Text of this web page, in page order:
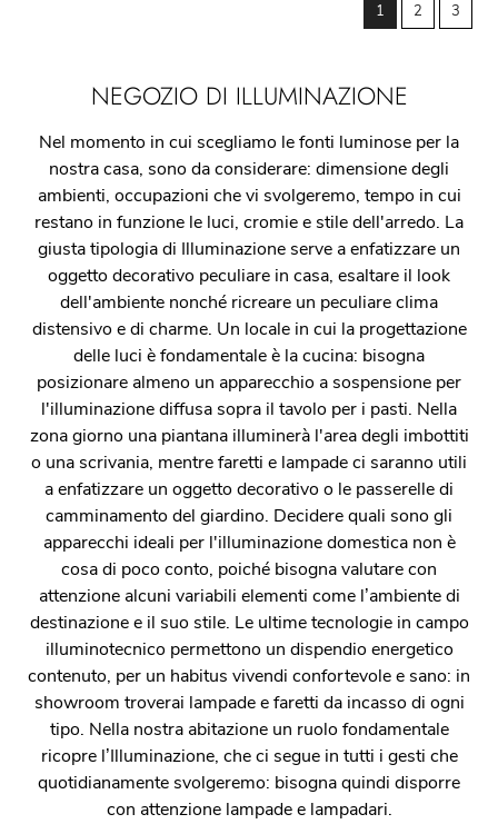
1 2 3
NEGOZIO DI ILLUMINAZIONE
Nel momento in cui scegliamo le fonti luminose per la
nostra casa, sono da considerare: dimensione degli
ambienti, occupazioni che vi svolgeremo, tempo in cui
restano in funzione le luci, cromie e stile dell'arredo. La
giusta tipologia di Illuminazione serve a enfatizzare un
oggetto decorativo peculiare in casa, esaltare il look
dell'ambiente nonché ricreare un peculiare clima
distensivo e di charme. Un locale in cui la progettazione
delle luci è fondamentale è la cucina: bisogna
posizionare almeno un apparecchio a sospensione per
l'illuminazione diffusa sopra il tavolo per i pasti. Nella
zona giorno una piantana illuminerà l'area degli imbottiti
o una scrivania, mentre faretti e lampade ci saranno utili
a enfatizzare un oggetto decorativo o le passerelle di
camminamento del giardino. Decidere quali sono gli
apparecchi ideali per l'illuminazione domestica non è
cosa di poco conto, poiché bisogna valutare con
attenzione alcuni variabili elementi come l’ambiente di
destinazione e il suo stile. Le ultime tecnologie in campo
illuminotecnico permettono un dispendio energetico
contenuto, per un habitus vivendi confortevole e sano: in
showroom troverai lampade e faretti da incasso di ogni
tipo. Nella nostra abitazione un ruolo fondamentale
ricopre l’Illuminazione, che ci segue in tutti i gesti che
quotidianamente svolgeremo: bisogna quindi disporre
con attenzione lampade e lampadari.